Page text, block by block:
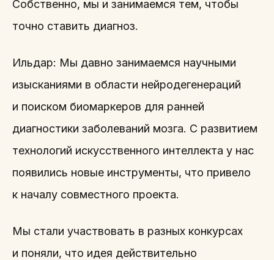
Собственно, мы и занимаемся тем, чтобы
точно ставить диагноз.
Ильдар: Мы давно занимаемся научными
изысканиями в области нейродегенераций
и поиском биомаркеров для ранней
диагностики заболеваний мозга. С развитием
технологий искусственного интеллекта у нас
появились новые инструменты, что привело
к началу совместного проекта.
Мы стали участвовать в разных конкурсах
и поняли, что идея действительно